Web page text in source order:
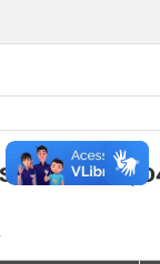
E ADULTOS,